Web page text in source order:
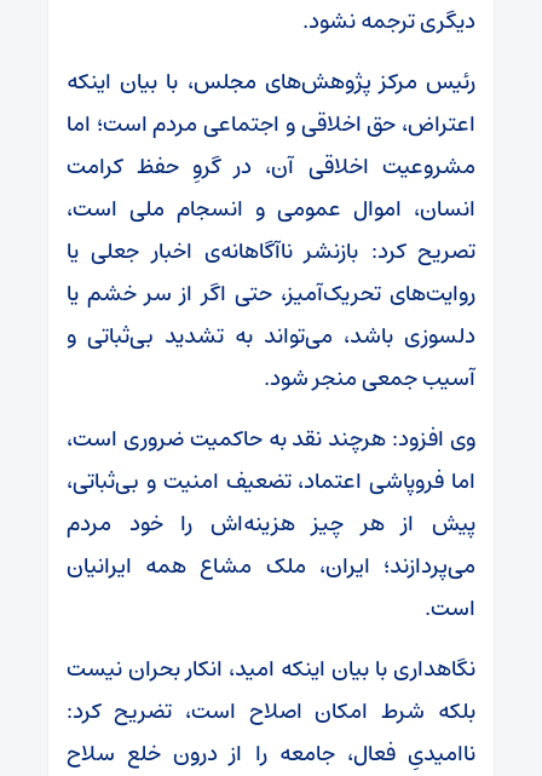
دیگری ترجمه نشود.
رئیس مرکز پژوهش‌های مجلس، با بیان اینکه
اعتراض، حق اخلاقی و اجتماعی مردم است؛ اما
مشروعیت اخلاقی آن، در گروِ حفظ کرامت
انسان، اموال عمومی و انسجام ملی است،
تصریح کرد: بازنشر ناآگاهانه‌ی اخبار جعلی یا
روایت‌های تحریک‌آمیز، حتی اگر از سر خشم یا
دلسوزی باشد، می‌تواند به تشدید بی‌ثباتی و
آسیب جمعی منجر شود.
وی افزود: هرچند نقد به حاکمیت ضروری است،
اما فروپاشی اعتماد، تضعیف امنیت و بی‌ثباتی،
پیش از هر چیز هزینه‌اش را خود مردم
می‌پردازند؛ ایران، ملک مشاع همه ایرانیان
است.
نگاهداری با بیان اینکه امید، انکار بحران نیست
بلکه شرط امکان اصلاح است، تضریح کرد:
ناامیدیِ فعال، جامعه را از درون خلع سلاح